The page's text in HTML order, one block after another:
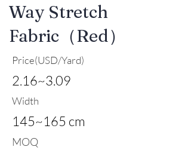
Way Stretch
Fabric（Red）
Price(USD/Yard)
2.16~3.09
Width
145~165 cm
MOQ